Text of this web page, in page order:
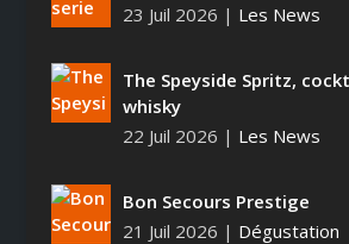
23 Juil 2026 | Les News
The Speyside Spritz,
whisky
22 Juil 2026 | Les News
Bon Secours Prestige
21 Juil 2026 | Dégustation